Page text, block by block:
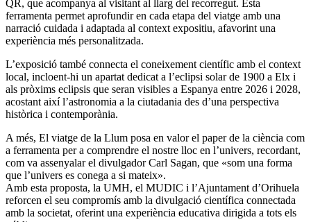
QR, que acompanya al visitant al llarg del recorregut. Esta
ferramenta permet aprofundir en cada etapa del viatge amb una
narració cuidada i adaptada al context expositiu, afavorint una
experiència més personalitzada.
L’exposició també connecta el coneixement científic amb el context
local, incloent-hi un apartat dedicat a l’eclipsi solar de 1900 a Elx i
als pròxims eclipsis que seran visibles a Espanya entre 2026 i 2028,
acostant així l’astronomia a la ciutadania des d’una perspectiva
històrica i contemporània.
A més, El viatge de la Llum posa en valor el paper de la ciència com
a ferramenta per a comprendre el nostre lloc en l’univers, recordant,
com va assenyalar el divulgador Carl Sagan, que «som una forma
que l’univers es conega a si mateix».
Amb esta proposta, la UMH, el MUDIC i l’Ajuntament d’Orihuela
reforcen el seu compromís amb la divulgació científica connectada
amb la societat, oferint una experiència educativa dirigida a tots els